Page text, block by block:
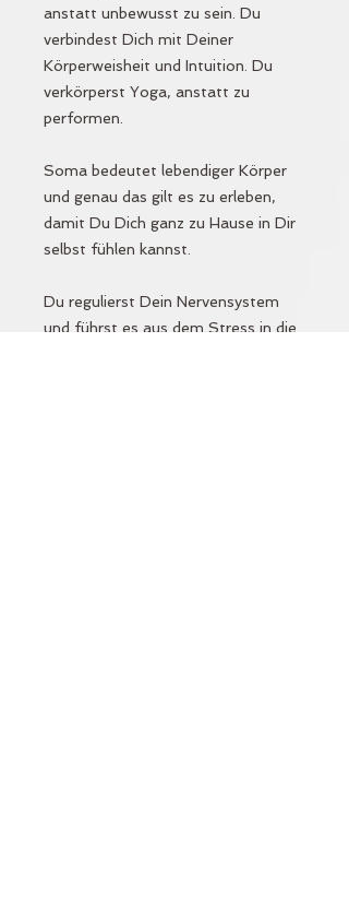
anstatt unbewusst zu sein. Du
verbindest Dich mit Deiner
Körperweisheit und Intuition. Du
verkörperst Yoga, anstatt zu
performen.
Soma bedeutet lebendiger Körper
und genau das gilt es zu erleben,
damit Du Dich ganz zu Hause in Dir
selbst fühlen kannst.
Du regulierst Dein Nervensystem
und führst es aus dem Stress in die